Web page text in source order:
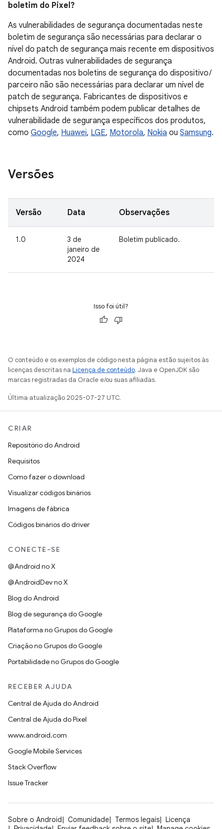
boletim do Pixel?
As vulnerabilidades de segurança documentadas neste
boletim de segurança são necessárias para declarar o
nível do patch de segurança mais recente em dispositivos
Android. Outras vulnerabilidades de segurança
documentadas nos boletins de segurança do dispositivo /
parceiro não são necessárias para declarar um nível de
patch de segurança. Fabricantes de dispositivos e
chipsets Android também podem publicar detalhes de
vulnerabilidade de segurança específicos dos produtos,
como Google, Huawei, LGE, Motorola, Nokia ou Samsung.
Versões
Versão Data Observações
1.0
3 de
janeiro de
2024
Boletim publicado.
Isso foi útil?
O conteúdo e os exemplos de código nesta página estão sujeitos às
licenças descritas na Licença de conteúdo. Java e OpenJDK são
marcas registradas da Oracle e/ou suas afiliadas.
Última atualização 2025-07-27 UTC.
CRIAR
Repositório do Android
Requisitos
Como fazer o download
Visualizar códigos binários
Imagens de fábrica
Códigos binários do driver
CONECTE-SE
@Android no X
@AndroidDev no X
Blog do Android
Blog de segurança do Google
Plataforma no Grupos do Google
Criação no Grupos do Google
Portabilidade no Grupos do Google
RECEBER AJUDA
Central de Ajuda do Android
Central de Ajuda do Pixel
www.android.com
Google Mobile Services
Stack Overflow
Issue Tracker
Sobre o Android Comunidade Termos legais
Licença